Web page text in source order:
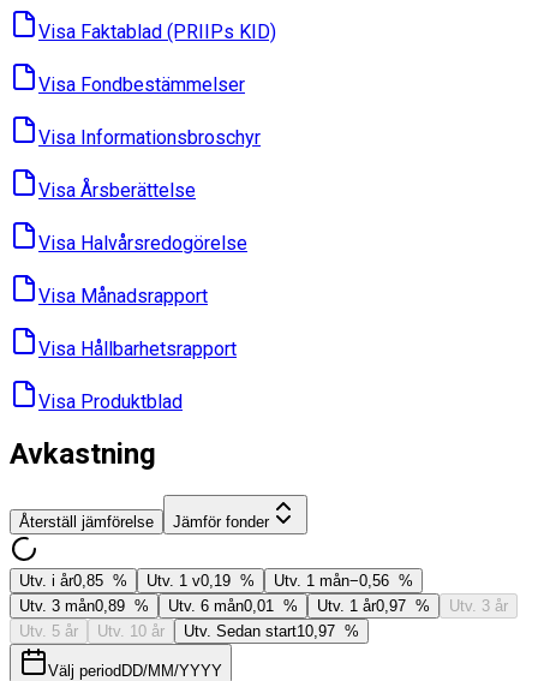
Visa Faktablad ​(PRIIPs KID)
Visa Fondbes­tämmelser
Visa Informations­broschyr
Visa Års­berättelse
Visa Halvårs­redogörelse
Visa Månads­rapport
Visa Hållbarhets­rapport
Visa Produktblad
Avkastning
Återställ jämförelse Jämför fonder
Utv. i år0,85 % Utv. 1 v0,19 % Utv. 1 mån−0,56 %
Utv. 3 mån0,89 % Utv. 6 mån0,01 % Utv. 1 år0,97 %
Utv. 3 år
Utv. 5 år
Utv. 10 år Utv. Sedan start10,97 %
Välj period DD/MM/YYYY